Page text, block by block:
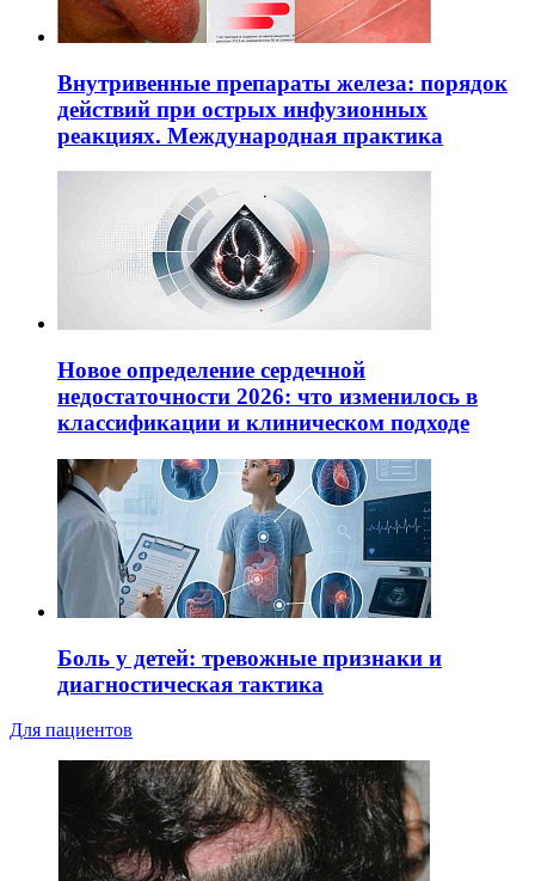
Внутривенные препараты железа: порядок
действий при острых инфузионных
реакциях. Международная практика
Новое определение сердечной
недостаточности 2026: что изменилось в
классификации и клиническом подходе
Боль у детей: тревожные признаки и
диагностическая тактика
Для пациентов